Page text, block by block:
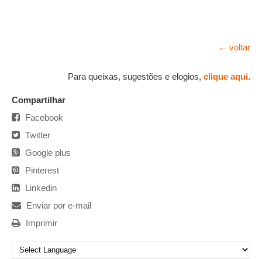
← voltar
Para queixas, sugestões e elogios, clique aqui.
Compartilhar
Facebook
Twitter
Google plus
Pinterest
Linkedin
Enviar por e-mail
Imprimir